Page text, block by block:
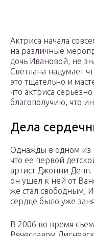
Актриса начала
на различные
дочь Ивановой, не
Светлана надумает
это тщательно и
что актриса
благополучию, что
Дела
Однажды в одном из
что ее первой
артист Джонни Депп.
он ушел к ней от
же стал свободным,
сердце было уже
В 2006 во время